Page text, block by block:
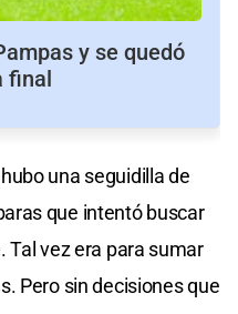
y se quedó
final
una seguidilla de
que intentó buscar
Tal vez era para sumar
Pero sin decisiones que